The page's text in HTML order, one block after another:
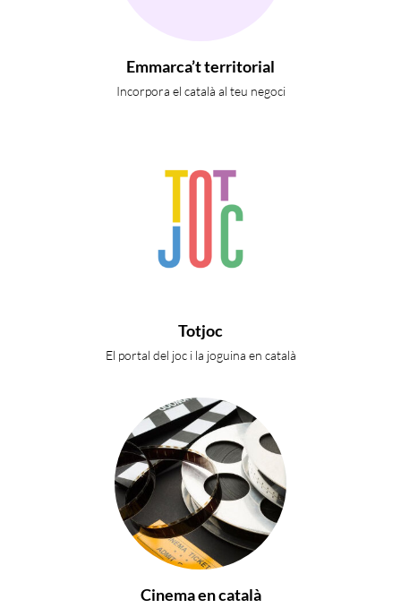
Emmarca’t territorial
Incorpora el català al teu negoci
Totjoc
El portal del joc i la joguina en català
Cinema en català